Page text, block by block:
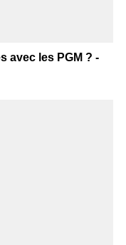
avec les PGM ? -